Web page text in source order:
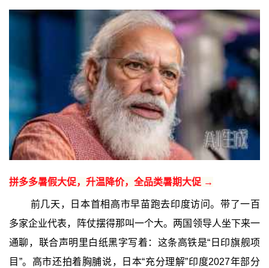
拼多多暑假大促，升温降价，全品类暑期大促 →
前几天，日本首相高市早苗跑去印度访问。带了一百
多家企业代表，阵仗摆得那叫一个大。两国领导人坐下来一
通聊，联合声明里白纸黑字写着：这条高铁是“日印旗舰项
目”。高市还拍着胸脯说，日本“充分理解”印度2027年部分